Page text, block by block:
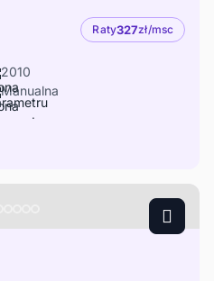
Raty327zł/msc
2010
Manualna